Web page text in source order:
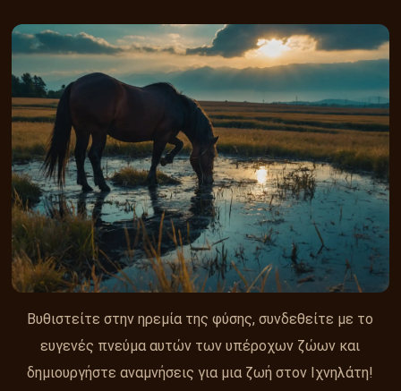
Βυθιστείτε στην ηρεμία της φύσης, συνδεθείτε με το
ευγενές πνεύμα αυτών των υπέροχων ζώων και
δημιουργήστε αναμνήσεις για μια ζωή στον Ιχνηλάτη!